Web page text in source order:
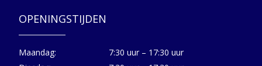
OPENINGSTIJDEN
Maandag:
7:30 uur – 17:30 uur